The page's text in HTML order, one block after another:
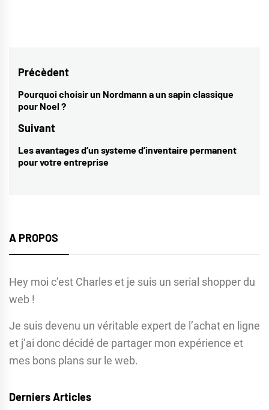
Navigation
de
l’article
Précèdent
Previous
post:
Pourquoi choisir un Nordmann a un sapin classique
pour Noel ?
Suivant
Next
post:
Les avantages d’un systeme d’inventaire permanent
pour votre entreprise
A PROPOS
Hey moi c’est Charles et je suis un serial shopper du
web !
Je suis devenu un véritable expert de l’achat en ligne
et j’ai donc décidé de partager mon expérience et
mes bons plans sur le web.
Derniers Articles